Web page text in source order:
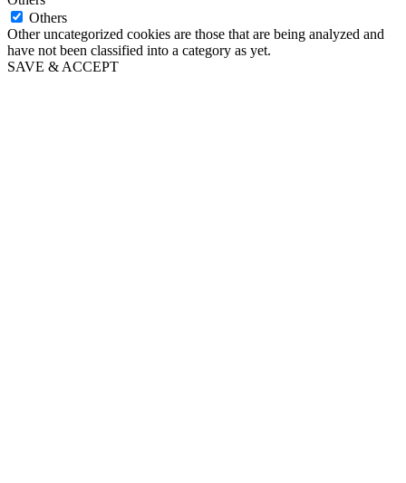
Others
Other uncategorized cookies are those that are being analyzed and
have not been classified into a category as yet.
SAVE & ACCEPT